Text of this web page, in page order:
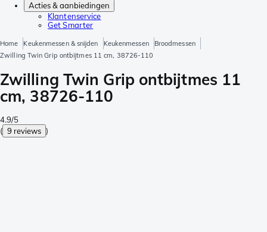
Acties & aanbiedingen
Klantenservice
Get Smarter
Home Keukenmessen & snijden Keukenmessen
Broodmessen
Zwilling Twin Grip ontbijtmes 11 cm, 38726-110
Zwilling Twin Grip ontbijtmes 11
cm, 38726-110
4.9/5
( 9 reviews )